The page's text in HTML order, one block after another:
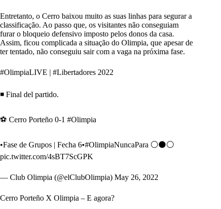
Entretanto, o Cerro baixou muito as suas linhas para segurar a
classificação. Ao passo que, os visitantes não conseguiam
furar o bloqueio defensivo imposto pelos donos da casa.
Assim, ficou complicada a situação do Olimpia, que apesar de
ter tentado, não conseguiu sair com a vaga na próxima fase.
#OlimpiaLIVE | #Libertadores 2022
◾️ Final del partido.
⚽️ Cerro Porteño 0-1 #Olimpia
•Fase de Grupos | Fecha 6•#OlimpiaNuncaPara ⚪️⚫️⚪️
pic.twitter.com/4sBT7ScGPK
— Club Olimpia (@elClubOlimpia) May 26, 2022
Cerro Porteño X Olimpia – E agora?